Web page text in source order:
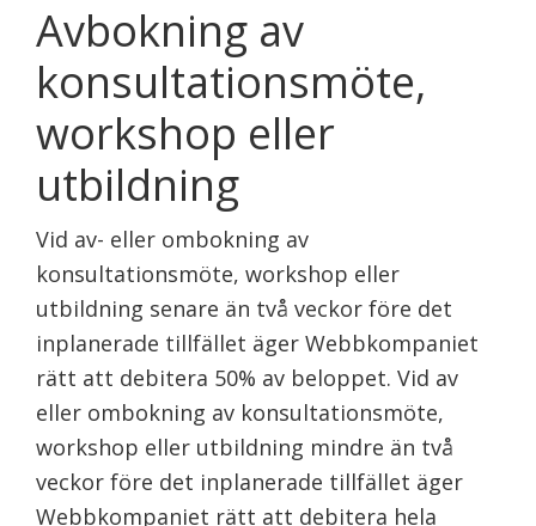
Avbokning av
konsultationsmöte,
workshop eller
utbildning
Vid av- eller ombokning av
konsultationsmöte, workshop eller
utbildning senare än två veckor före det
inplanerade tillfället äger Webbkompaniet
rätt att debitera 50% av beloppet. Vid av
eller ombokning av konsultationsmöte,
workshop eller utbildning mindre än två
veckor före det inplanerade tillfället äger
Webbkompaniet rätt att debitera hela